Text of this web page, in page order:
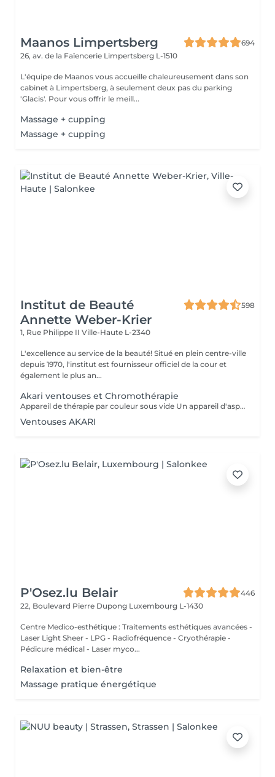
Maanos Limpertsberg
694
26, av. de la Faïencerie Limpertsberg L-1510
L'équipe de Maanos vous accueille chaleureusement dans son
cabinet à Limpertsberg, à seulement deux pas du parking
'Glacis'. Pour vous offrir le meill...
Massage + cupping
Massage + cupping
Institut de Beauté
Annette Weber-Krier
598
1, Rue Philippe II Ville-Haute L-2340
L'excellence au service de la beauté! Situé en plein centre-ville
depuis 1970, l'institut est fournisseur officiel de la cour et
également le plus an...
Akari ventouses et Chromothérapie
Appareil de thérapie par couleur sous vide Un appareil d'aspiration - complété avec 21 couleurs (barre de couleurs Akari). APPLICATIONS En cosmétique, en massage, en physiothérapie et dans le domaine médical. AVANTAGE En raison du vide, de la levée sans pression, la circulation sanguine et la lymphe sont stimulées. Ce vide est constant, finement contrôlé et réglable. Il a un train doux. Cela signifie qu'il peut également être utilisé sur les zones les plus sensibles - cicatrices, contour des yeux, lèvres, zones douloureuses ... APPLICATIONS POSSIBLES EN COSMÉTIQUE, Pour resserrer et affiner le visage (rides autour des yeux et des lèvres), cou et décolleté les bras supérieurs , ventre , hanche , cellulite DANS LE MASSAGE, drainage , réflexologie , tissu conjonctif, le drainage lymphatique , compensation des méridiens , dans les blessures sportives Pour le post-traitement des opérations faciales Possibilité d'utiliser une pyramide de cristal de roche pour faire des stimulations de couleur.
Ventouses AKARI
P'Osez.lu Belair
446
22, Boulevard Pierre Dupong Luxembourg L-1430
Centre Medico-esthétique : Traitements esthétiques avancées -
Laser Light Sheer - LPG - Radiofréquence - Cryothérapie -
Pédicure médical - Laser myco...
Relaxation et bien-être
Massage pratique énergétique